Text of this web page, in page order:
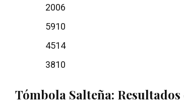
2006
5910
4514
3810
Tómbola Salteña: